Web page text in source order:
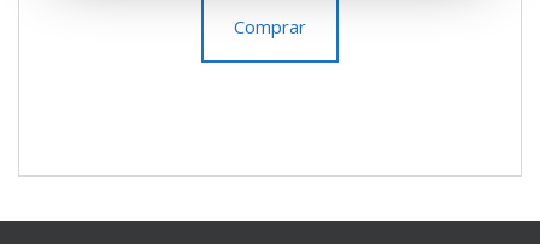
Comprar